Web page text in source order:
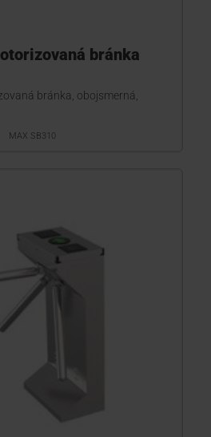
bránka
bránka, obojsmerná,
MAX SB310